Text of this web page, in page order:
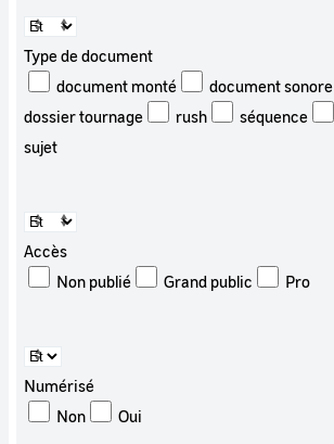
Type de document
document monté
document sonore
dossier tournage
rush
séquence
sujet
Accès
Non publié
Grand public Pro
Numérisé
Non
Oui